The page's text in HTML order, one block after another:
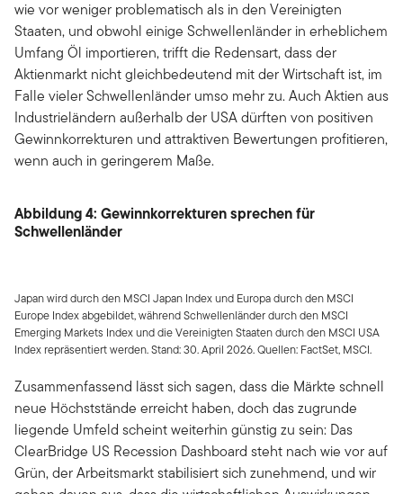
wie vor weniger problematisch als in den Vereinigten
Staaten, und obwohl einige Schwellenländer in erheblichem
Umfang Öl importieren, trifft die Redensart, dass der
Aktienmarkt nicht gleichbedeutend mit der Wirtschaft ist, im
Falle vieler Schwellenländer umso mehr zu. Auch Aktien aus
Industrieländern außerhalb der USA dürften von positiven
Gewinnkorrekturen und attraktiven Bewertungen profitieren,
wenn auch in geringerem Maße.
Abbildung 4: Gewinnkorrekturen sprechen für
Schwellenländer
Japan wird durch den MSCI Japan Index und Europa durch den MSCI
Europe Index abgebildet, während Schwellenländer durch den MSCI
Emerging Markets Index und die Vereinigten Staaten durch den MSCI USA
Index repräsentiert werden. Stand: 30. April 2026. Quellen: FactSet, MSCI.
Zusammenfassend lässt sich sagen, dass die Märkte schnell
neue Höchststände erreicht haben, doch das zugrunde
liegende Umfeld scheint weiterhin günstig zu sein: Das
ClearBridge US Recession Dashboard steht nach wie vor auf
Grün, der Arbeitsmarkt stabilisiert sich zunehmend, und wir